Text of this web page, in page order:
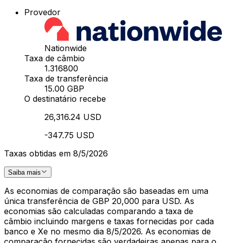
Provedor
Nationwide
Taxa de câmbio
1.316800
Taxa de transferência
15.00 GBP
O destinatário recebe
26,316.24 USD
-347.75 USD
Taxas obtidas em 8/5/2026
Saiba mais
As economias de comparação são baseadas em uma
única transferência de GBP 20,000 para USD. As
economias são calculadas comparando a taxa de
câmbio incluindo margens e taxas fornecidas por cada
banco e Xe no mesmo dia 8/5/2026. As economias de